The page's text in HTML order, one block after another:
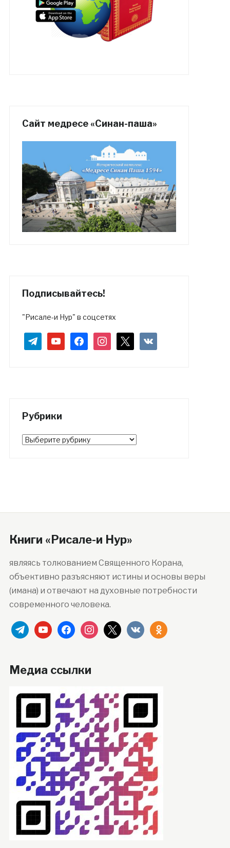
Сайт медресе «Синан-паша»
Подписывайтесь!
"Рисале-и Нур" в соцсетях
telegramyoutubefacebookinstagram vkontakte
Рубрики
Рубрики
Книги «Рисале-и Нур»
являясь толкованием Священного Корана,
объективно разъясняют истины и основы веры
(имана) и отвечают на духовные потребности
современного человека.
telegramyoutubefacebookinstagram
x vkontakteodnoklassniki
Медиа ссылки